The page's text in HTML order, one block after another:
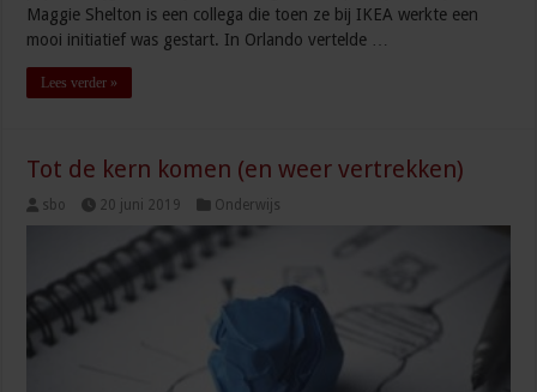
Maggie Shelton is een collega die toen ze bij IKEA werkte een
mooi initiatief was gestart. In Orlando vertelde …
Lees verder »
Tot de kern komen (en weer vertrekken)
sbo 20 juni 2019 Onderwijs